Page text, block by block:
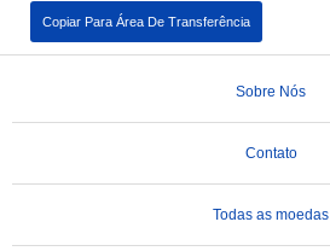
Copiar Para Área De Transferência
Sobre Nós
Contato
Todas as moedas